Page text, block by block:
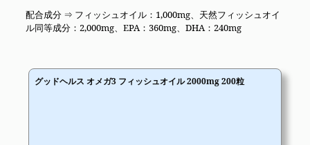
配合成分 ⇒ フィッシュオイル：1,000mg、天然フィッシュオイ
ル同等成分：2,000mg、EPA：360mg、DHA：240mg
グッドヘルス オメガ3 フィッシュオイル 2000mg 200粒